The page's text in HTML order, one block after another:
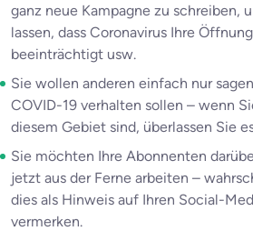
ganz neue Kampagne zu schreiben,
lassen, dass Coronavirus Ihre
beeinträchtigt usw.
Sie wollen anderen einfach nur
COVID-19 verhalten sollen – wenn
diesem Gebiet sind, überlassen Sie
Sie möchten Ihre Abonnenten
jetzt aus der Ferne arbeiten –
dies als Hinweis auf Ihren Social-
vermerken.